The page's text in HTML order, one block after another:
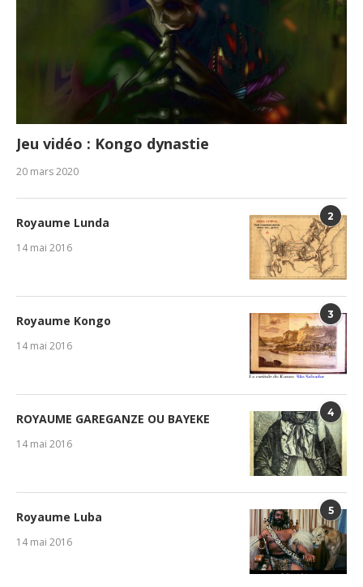
Jeu vidéo : Kongo dynastie
20 mars 2020
2
Royaume Lunda
14 mai 2016
3
Royaume Kongo
14 mai 2016
4
ROYAUME GAREGANZE OU BAYEKE
14 mai 2016
5
Royaume Luba
14 mai 2016